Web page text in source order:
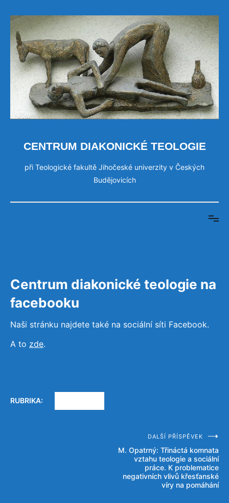
obsah
CENTRUM DIAKONICKÉ TEOLOGIE
při Teologické fakultě Jihočeské univerzity v Českých
Budějovicích
Centrum diakonické teologie na
facebooku
Naši stránku najdete také na sociální síti Facebook.
A to zde.
RUBRIKA:
DALŠÍ PŘÍSPĚVEK
M. Opatrný: Třináctá komnata
vztahu teologie a sociální
práce. K problematice
negativních vlivů křesťanské
víry na pomáhání